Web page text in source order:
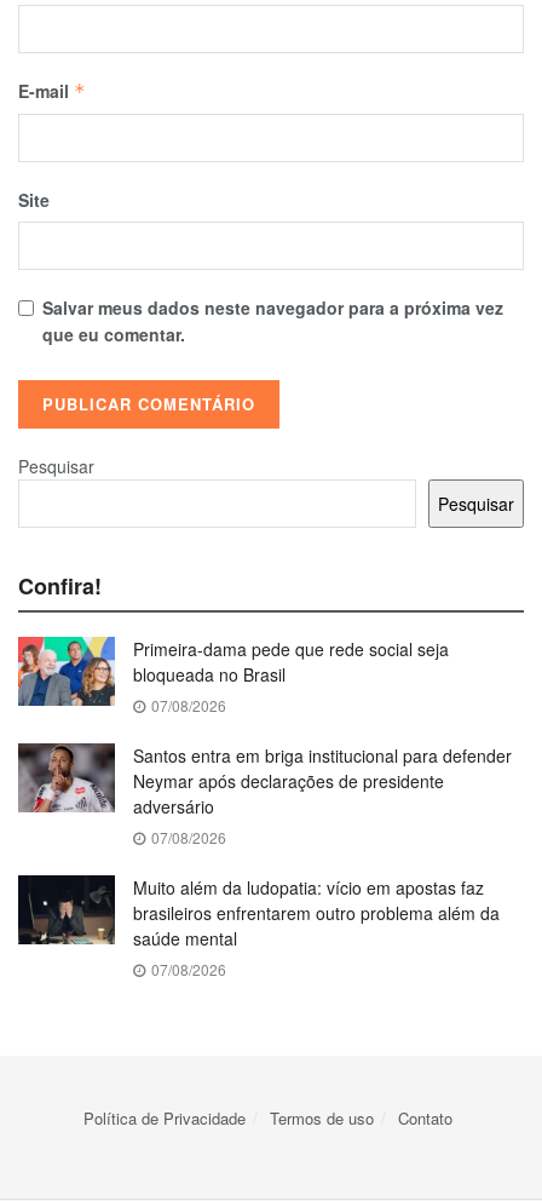
E-mail *
Site
Salvar meus dados neste navegador para a próxima vez
que eu comentar.
Pesquisar
Pesquisar
Confira!
Primeira-dama pede que rede social seja
bloqueada no Brasil
07/08/2026
Santos entra em briga institucional para defender
Neymar após declarações de presidente
adversário
07/08/2026
Muito além da ludopatia: vício em apostas faz
brasileiros enfrentarem outro problema além da
saúde mental
07/08/2026
Política de Privacidade Termos de uso Contato